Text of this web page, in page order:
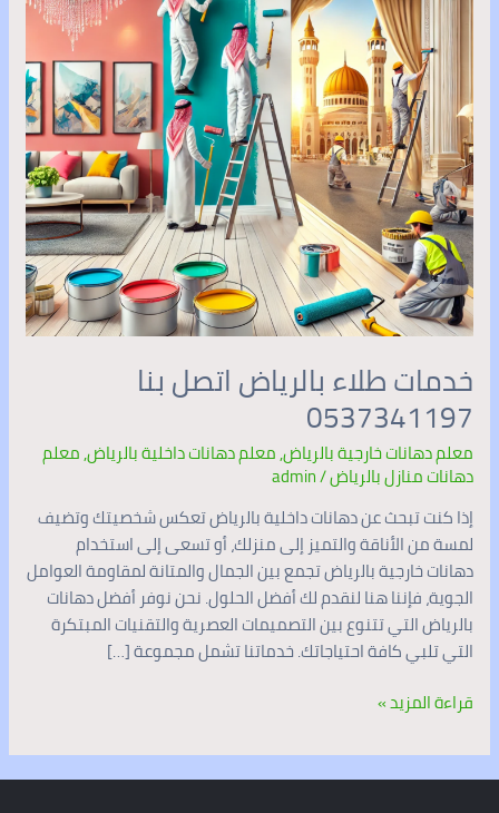
خدمات طلاء بالرياض اتصل بنا
0537341197
معلم دهانات خارجية بالرياض,معلم دهانات داخلية بالرياض,معلم
دهانات منازل بالرياض/
admin
إذا كنت تبحث عن دهانات داخلية بالرياض تعكس شخصيتك وتضيف
لمسة من الأناقة والتميز إلى منزلك، أو تسعى إلى استخدام
دهانات خارجية بالرياض تجمع بين الجمال والمتانة لمقاومة العوامل
الجوية، فإننا هنا لنقدم لك أفضل الحلول. نحن نوفر أفضل دهانات
بالرياض التي تتنوع بين التصميمات العصرية والتقنيات المبتكرة
التي تلبي كافة احتياجاتك. خدماتنا تشمل مجموعة […]
بنا
0537341197
قراءة المزيد »